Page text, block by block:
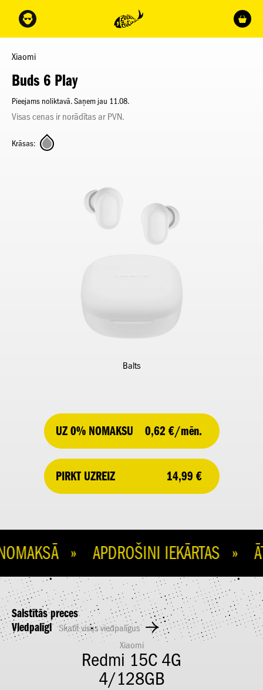
Xiaomi
Buds 6 Play
Pieejams noliktavā. Saņem jau 11.08.
Visas cenas ir norādītas ar PVN.
Krāsas:
Balts
UZ 0% NOMAKSU 0,62 €/mēn.
PIRKT UZREIZ 14,99 €
» APDROŠINI IEKĀRTAS »
Saistītās preces
Viedpalīgi
Skatīt visus viedpalīgus
Xiaomi
Redmi 15C 4G
4/128GB